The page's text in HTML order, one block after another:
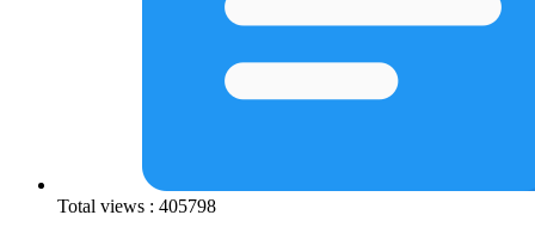
Total views : 405798